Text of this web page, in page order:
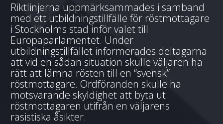
Riktlinjerna uppmärksammades i samband
med ett utbildningstillfälle för röstmottagare
i Stockholms stad inför valet till
Europaparlamentet. Under
utbildningstillfället informerades deltagarna
att vid en sådan situation skulle väljaren ha
rätt att lämna rösten till en “svensk”
röstmottagare. Ordföranden skulle ha
motsvarande skyldighet att byta ut
röstmottagaren utifrån en väljarens
rasistiska åsikter.